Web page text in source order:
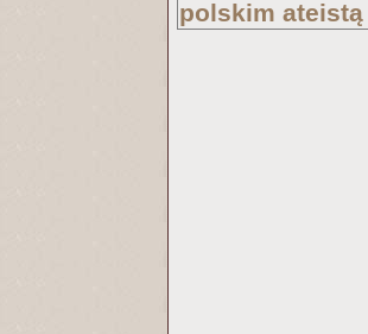
polskim ateistą